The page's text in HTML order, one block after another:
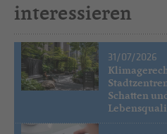
interessieren
31/07/2026
Schatten